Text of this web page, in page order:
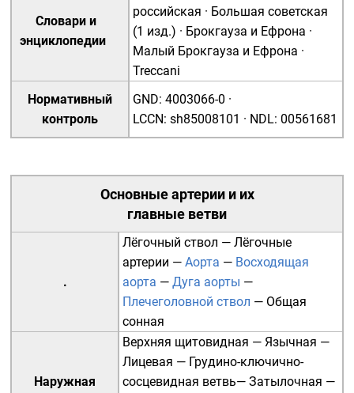
Словари и
энциклопедии
российская · Большая советская
(1 изд.) · Брокгауза и Ефрона ·
Малый Брокгауза и Ефрона ·
Treccani
Нормативный
контроль
GND: 4003066-0 ·
LCCN: sh85008101 · NDL: 00561681
Основныеартериии их
главные ветви
.
Лёгочный ствол — Лёгочные
артерии — Аорта — Восходящая
аорта — Дуга аорты —
Плечеголовной ствол — Общая
сонная
Наружная
Верхняя щитовидная — Язычная —
Лицевая — Грудино-ключично-
сосцевидная ветвь— Затылочная —